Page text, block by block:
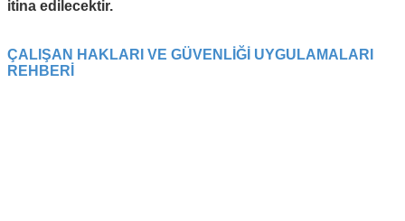
itina edilecektir.
ÇALIŞAN HAKLARI VE GÜVENLİĞİ UYGULAMALARI
REHBERİ